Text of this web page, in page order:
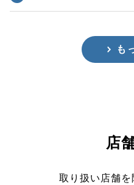
も
店
取り扱い店舗を